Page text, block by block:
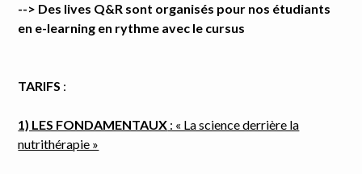
--> Des lives Q&R sont organisés pour nos étudiants
en e-learning en rythme avec le cursus
TARIFS :
1) LES FONDAMENTAUX : « La science derrière la
nutrithérapie »